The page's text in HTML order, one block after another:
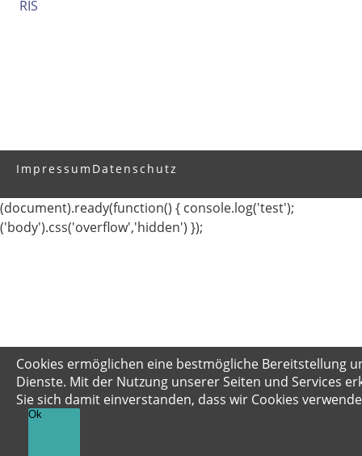
RIS
Impressum Datenschutz
Cookies ermöglichen eine bestmögliche Bereitstellung
Dienste. Mit der Nutzung unserer Seiten und Services
Sie sich damit einverstanden, dass wir Cookies
Ok
(document).ready(function() { console.log('test');
('body').css('overflow','hidden') });